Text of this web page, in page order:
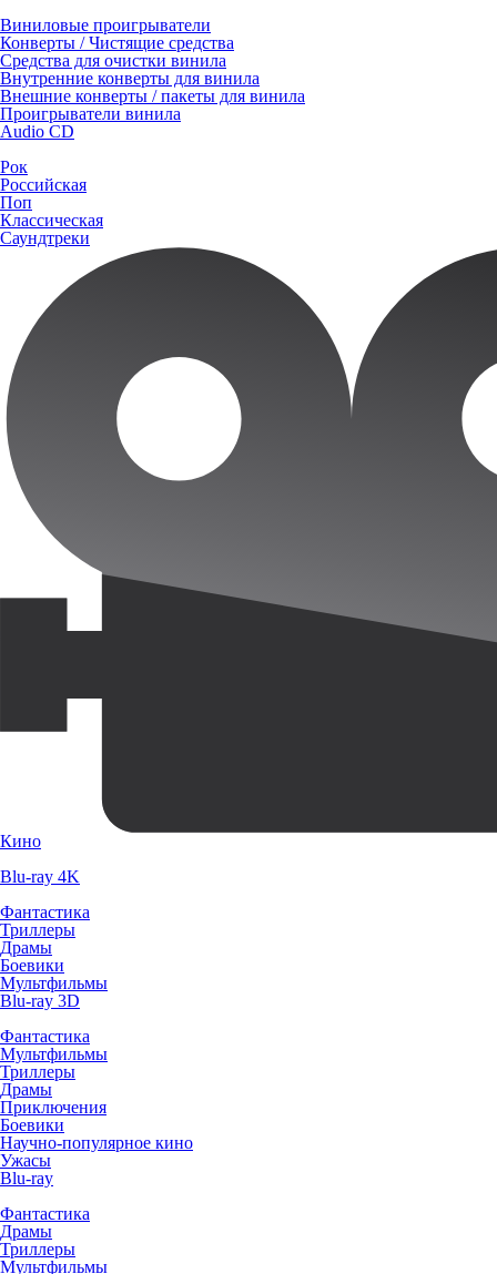
Виниловые проигрыватели
Конверты / Чистящие средства
Средства для очистки винила
Внутренние конверты для винила
Внешние конверты / пакеты для винила
Проигрыватели винила
Audio CD
Рок
Российская
Поп
Классическая
Саундтреки
Кино
Blu-ray 4K
Фантастика
Триллеры
Драмы
Боевики
Мультфильмы
Blu-ray 3D
Фантастика
Мультфильмы
Триллеры
Драмы
Приключения
Боевики
Научно-популярное кино
Ужасы
Blu-ray
Фантастика
Драмы
Триллеры
Мультфильмы